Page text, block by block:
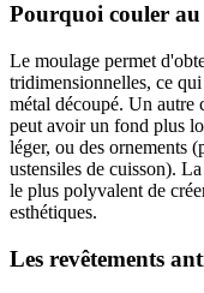
Pourquoi couler
Le moulage permet
tridimensionnelles, ce qui
métal découpé. Un autre
peut avoir un fond plus
léger, ou des ornements
ustensiles de cuisson).
le plus polyvalent de
esthétiques.
Les revêtements